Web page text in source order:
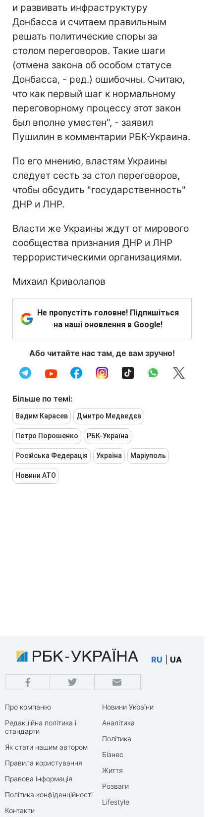
и развивать инфраструктуру
Донбасса и считаем правильным
решать политические споры за
столом переговоров. Такие шаги
(отмена закона об особом статусе
Донбасса, - ред.) ошибочны. Считаю,
что как первый шаг к нормальному
переговорному процессу этот закон
был вполне уместен", - заявил
Пушилин в комментарии РБК-Украина.
По его мнению, властям Украины
следует сесть за стол переговоров,
чтобы обсудить "государственность"
ДНР и ЛНР.
Власти же Украины ждут от мирового
сообщества признания ДНР и ЛНР
террористическими организациями.
Михаил Криволапов
Не пропустіть головне! Підпишіться
на наші оновлення в Google!
Або читайте нас там, де вам зручно!
Більше по темі:
Вадим Карасев Дмитро Медведєв
Петро Порошенко РБК-Україна
Російська Федерація Україна Маріуполь
Новини АТО
RU UA
Про компанію
Редакційна політика і
стандарти
Як стати нашим автором
Правила користування
Правова інформація
Політика конфіденційності
Контакти
Новини України
Аналітика
Політика
Бізнес
Життя
Розваги
Lifestyle